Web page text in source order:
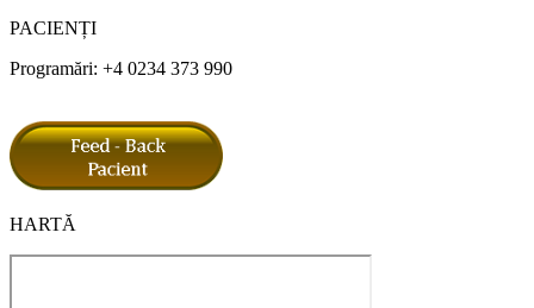
PACIENȚI
Programări: +4 0234 373 990
HARTĂ